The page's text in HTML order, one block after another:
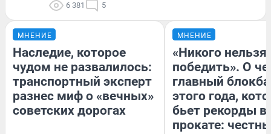
6 381 5
МНЕНИЕ
Наследие, которое
чудом не развалилось:
транспортный эксперт
разнес миф о «вечных»
советских дорогах
МНЕНИЕ
«Никого нельзя
победить». О
главный
этого года,
бьет рекорды в
прокате: